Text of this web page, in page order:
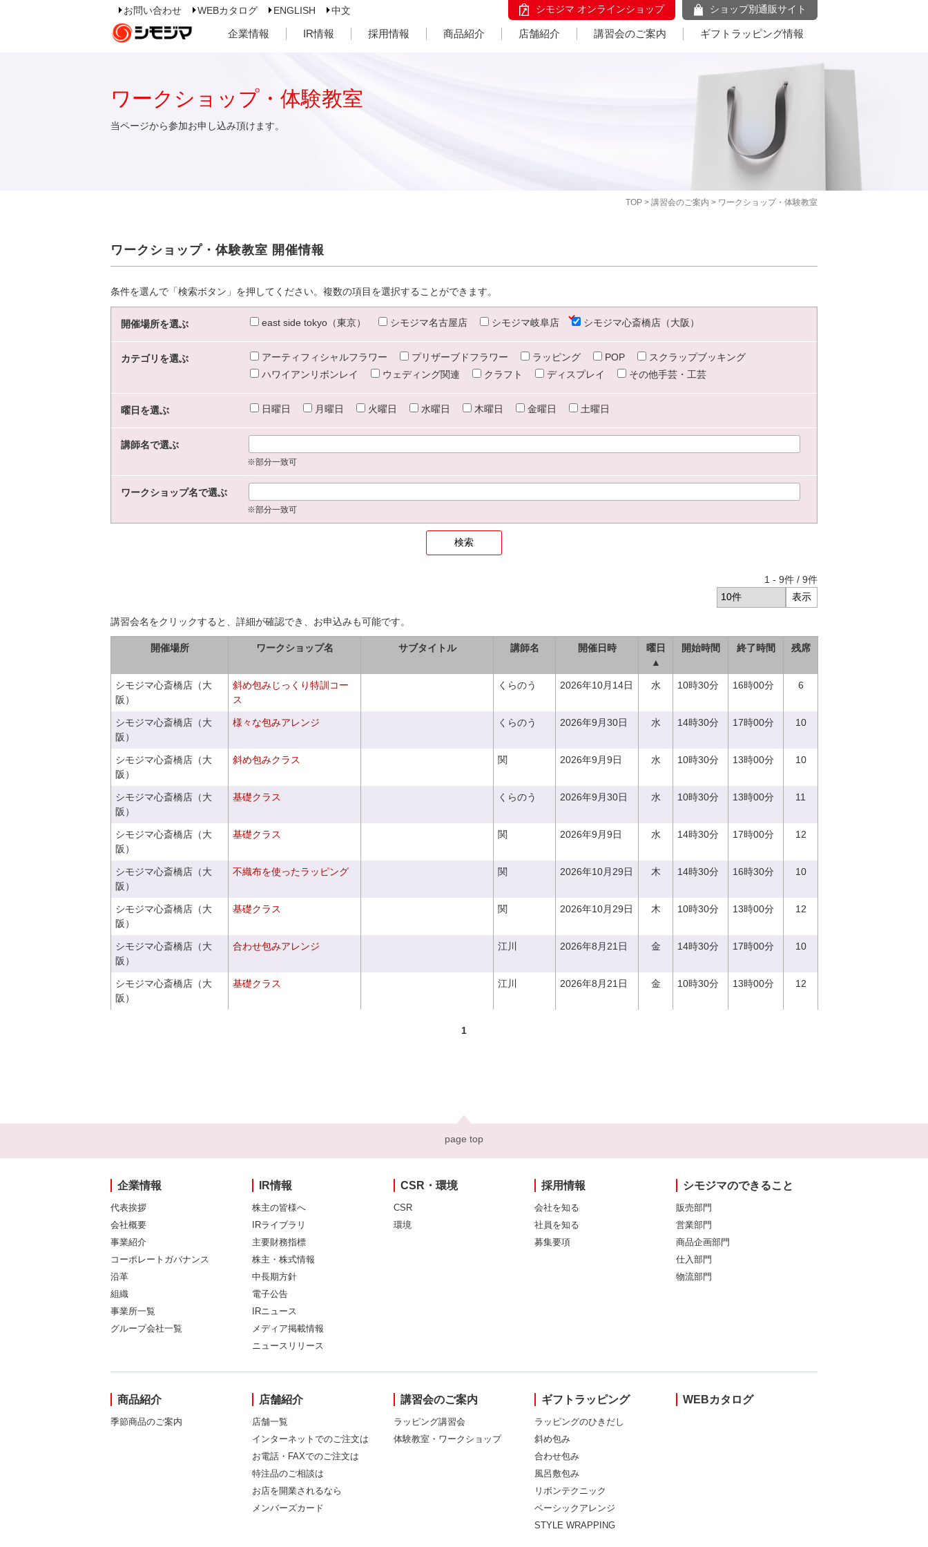
お問い合わせ WEBカタログ ENGLISH 中文 シモジマ オンラインショップ ショップ別通販サイト
企業情報 IR情報 採用情報 商品紹介 店舗紹介 講習会のご案内 ギフトラッピング情報
TOP > 講習会のご案内 > ワークショップ・体験教室
ワークショップ・体験教室
当ページから参加お申し込み頂けます。
ワークショップ・体験教室 開催情報
条件を選んで「検索ボタン」を押してください。複数の項目を選択することができます。
開催場所を選ぶ east side tokyo（東京） シモジマ名古屋店 シモジマ岐阜店 シモジマ心斎橋店（大阪）
カテゴリを選ぶ アーティフィシャルフラワー プリザーブドフラワー ラッピング POP
スクラップブッキング
ハワイアンリボンレイ
ウェディング関連 クラフト ディスプレイ その他手芸・工芸
曜日を選ぶ 日曜日 月曜日 火曜日 水曜日 木曜日 金曜日 土曜日
講師名で選ぶ
※部分一致可
ワークショップ名で選ぶ
※部分一致可
1 - 9件 / 9件
講習会名をクリックすると、詳細が確認でき、お申込みも可能です。
開催場所 ワークショップ名 サブタイトル 講師名 開催日時
曜日
▲
開始時間 終了時間 残席
シモジマ心斎橋店（大
阪）
斜め包みじっくり特訓コー
ス
くらのう 2026年10月14日 水 10時30分 16時00分 6
シモジマ心斎橋店（大
阪）
様々な包みアレンジ くらのう 2026年9月30日 水 14時30分 17時00分 10
シモジマ心斎橋店（大
阪）
斜め包みクラス 関 2026年9月9日 水 10時30分 13時00分 10
シモジマ心斎橋店（大
阪）
基礎クラス くらのう 2026年9月30日 水 10時30分 13時00分 11
シモジマ心斎橋店（大
阪）
基礎クラス 関 2026年9月9日 水 14時30分 17時00分 12
シモジマ心斎橋店（大
阪）
不織布を使ったラッピング 関 2026年10月29日 木 14時30分 16時30分 10
シモジマ心斎橋店（大
阪）
基礎クラス 関 2026年10月29日 木 10時30分 13時00分 12
シモジマ心斎橋店（大
阪）
合わせ包みアレンジ 江川 2026年8月21日 金 14時30分 17時00分 10
シモジマ心斎橋店（大
阪）
基礎クラス 江川 2026年8月21日 金 10時30分 13時00分 12
1
page top
企業情報
代表挨拶
会社概要
事業紹介
コーポレートガバナンス
沿革
組織
事業所一覧
グループ会社一覧
IR情報
株主の皆様へ
IRライブラリ
主要財務指標
株主・株式情報
中長期方針
電子公告
IRニュース
メディア掲載情報
ニュースリリース
CSR・環境
CSR
環境
採用情報
会社を知る
社員を知る
募集要項
シモジマのできること
販売部門
営業部門
商品企画部門
仕入部門
物流部門
商品紹介
季節商品のご案内
店舗紹介
店舗一覧
インターネットでのご注文は
お電話・FAXでのご注文は
特注品のご相談は
お店を開業されるなら
メンバーズカード
講習会のご案内
ラッピング講習会
体験教室・ワークショップ
ギフトラッピング
ラッピングのひきだし
斜め包み
合わせ包み
風呂敷包み
リボンテクニック
ベーシックアレンジ
STYLE WRAPPING
WEBカタログ